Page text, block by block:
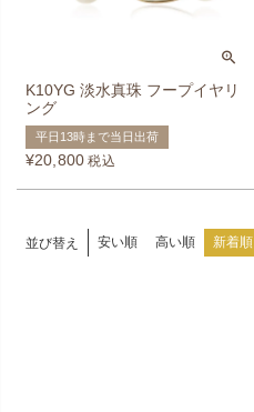
K10YG 淡水真珠 フープイヤリ
ング
平日13時まで当日出荷
¥20,800 税込
並び替え 安い順 高い順 新着順